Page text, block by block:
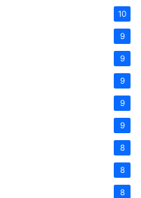
10
9
9
9
9
9
8
8
8